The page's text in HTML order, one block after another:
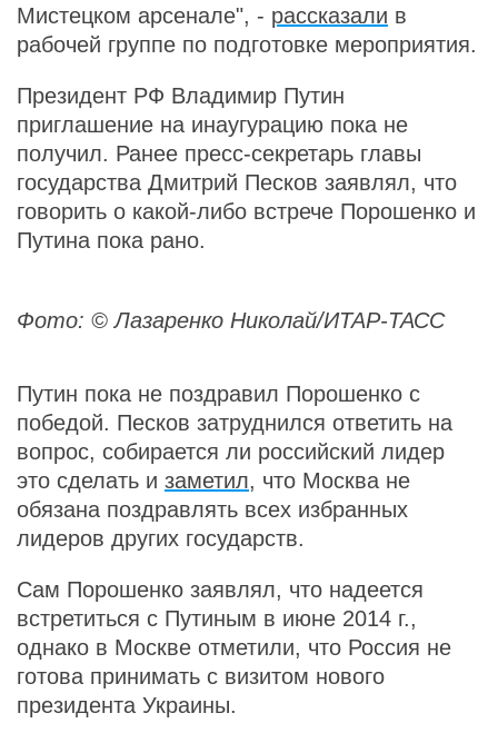
Мистецком арсенале", - рассказали в
рабочей группе по подготовке мероприятия.
Президент РФ Владимир Путин
приглашение на инаугурацию пока не
получил. Ранее пресс-секретарь главы
государства Дмитрий Песков заявлял, что
говорить о какой-либо встрече Порошенко и
Путина пока рано.
Фото: © Лазаренко Николай/ИТАР-ТАСС
Путин пока не поздравил Порошенко с
победой. Песков затруднился ответить на
вопрос, собирается ли российский лидер
это сделать и заметил, что Москва не
обязана поздравлять всех избранных
лидеров других государств.
Сам Порошенко заявлял, что надеется
встретиться с Путиным в июне 2014 г.,
однако в Москве отметили, что Россия не
готова принимать с визитом нового
президента Украины.